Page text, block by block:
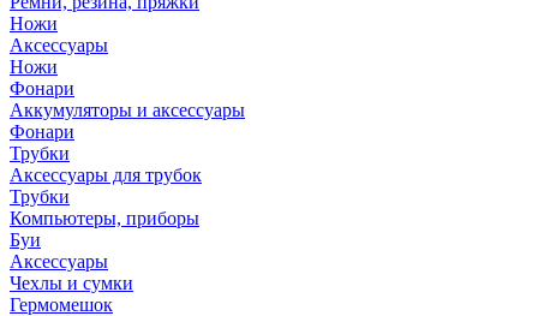
Ножи
Аксессуары
Ножи
Фонари
Аккумуляторы и аксессуары
Фонари
Трубки
Аксессуары для трубок
Трубки
Компьютеры, приборы
Буи
Аксессуары
Чехлы и сумки
Гермомешок